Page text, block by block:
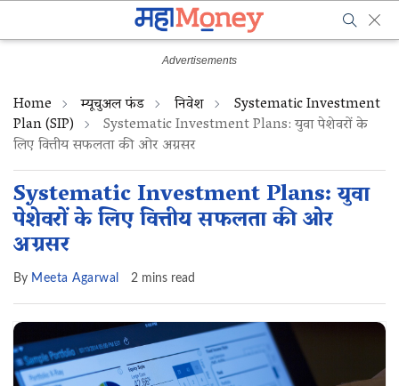
Home म्यूचुअल फंड निवेश Systematic Investment
Plan (SIP) Systematic Investment Plans: युवा पेशेवरों के
लिए वित्तीय सफलता की ओर अग्रसर
Systematic Investment Plans: युवा
पेशेवरों के लिए वित्तीय सफलता की ओर
अग्रसर
By Meeta Agarwal 2 mins read